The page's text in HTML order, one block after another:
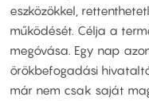
eszközökkel,
működését. Célja a
megóvása. Egy nap
örökbefogadási
már nem csak saját